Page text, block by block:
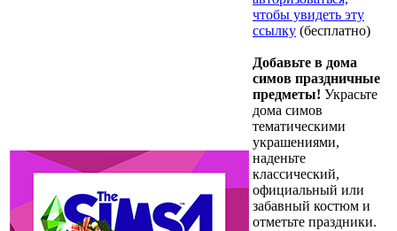
чтобы увидеть эту
ссылку (бесплатно)
Добавьте в дома
симов праздничные
предметы! Украсьте
дома симов
тематическими
украшениями,
наденьте
классический,
официальный или
забавный костюм и
отметьте праздники.